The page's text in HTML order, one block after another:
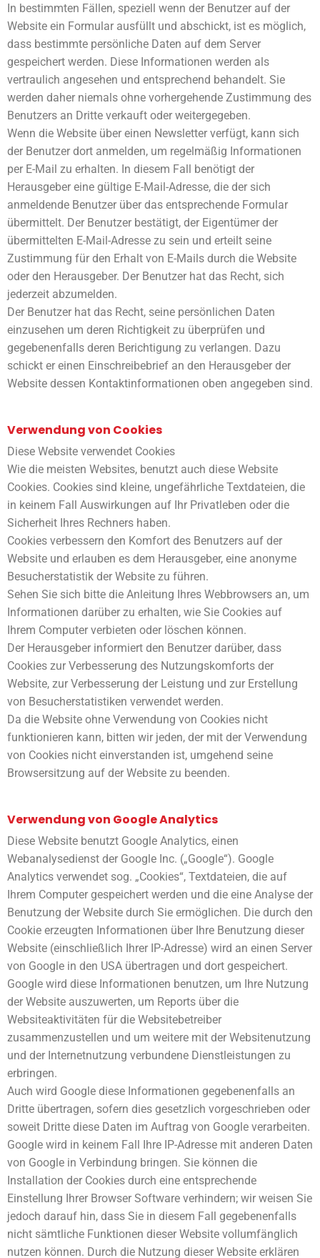
In bestimmten Fällen, speziell wenn der Benutzer auf der
Website ein Formular ausfüllt und abschickt, ist es möglich,
dass bestimmte persönliche Daten auf dem Server
gespeichert werden. Diese Informationen werden als
vertraulich angesehen und entsprechend behandelt. Sie
werden daher niemals ohne vorhergehende Zustimmung des
Benutzers an Dritte verkauft oder weitergegeben.
Wenn die Website über einen Newsletter verfügt, kann sich
der Benutzer dort anmelden, um regelmäßig Informationen
per E-Mail zu erhalten. In diesem Fall benötigt der
Herausgeber eine gültige E-Mail-Adresse, die der sich
anmeldende Benutzer über das entsprechende Formular
übermittelt. Der Benutzer bestätigt, der Eigentümer der
übermittelten E-Mail-Adresse zu sein und erteilt seine
Zustimmung für den Erhalt von E-Mails durch die Website
oder den Herausgeber. Der Benutzer hat das Recht, sich
jederzeit abzumelden.
Der Benutzer hat das Recht, seine persönlichen Daten
einzusehen um deren Richtigkeit zu überprüfen und
gegebenenfalls deren Berichtigung zu verlangen. Dazu
schickt er einen Einschreibebrief an den Herausgeber der
Website dessen Kontaktinformationen oben angegeben sind.
Verwendung von Cookies
Diese Website verwendet Cookies
Wie die meisten Websites, benutzt auch diese Website
Cookies. Cookies sind kleine, ungefährliche Textdateien, die
in keinem Fall Auswirkungen auf Ihr Privatleben oder die
Sicherheit Ihres Rechners haben.
Cookies verbessern den Komfort des Benutzers auf der
Website und erlauben es dem Herausgeber, eine anonyme
Besucherstatistik der Website zu führen.
Sehen Sie sich bitte die Anleitung Ihres Webbrowsers an, um
Informationen darüber zu erhalten, wie Sie Cookies auf
Ihrem Computer verbieten oder löschen können.
Der Herausgeber informiert den Benutzer darüber, dass
Cookies zur Verbesserung des Nutzungskomforts der
Website, zur Verbesserung der Leistung und zur Erstellung
von Besucherstatistiken verwendet werden.
Da die Website ohne Verwendung von Cookies nicht
funktionieren kann, bitten wir jeden, der mit der Verwendung
von Cookies nicht einverstanden ist, umgehend seine
Browsersitzung auf der Website zu beenden.
Verwendung von Google Analytics
Diese Website benutzt Google Analytics, einen
Webanalysedienst der Google Inc. („Google“). Google
Analytics verwendet sog. „Cookies“, Textdateien, die auf
Ihrem Computer gespeichert werden und die eine Analyse der
Benutzung der Website durch Sie ermöglichen. Die durch den
Cookie erzeugten Informationen über Ihre Benutzung dieser
Website (einschließlich Ihrer IP-Adresse) wird an einen Server
von Google in den USA übertragen und dort gespeichert.
Google wird diese Informationen benutzen, um Ihre Nutzung
der Website auszuwerten, um Reports über die
Websiteaktivitäten für die Websitebetreiber
zusammenzustellen und um weitere mit der Websitenutzung
und der Internetnutzung verbundene Dienstleistungen zu
erbringen.
Auch wird Google diese Informationen gegebenenfalls an
Dritte übertragen, sofern dies gesetzlich vorgeschrieben oder
soweit Dritte diese Daten im Auftrag von Google verarbeiten.
Google wird in keinem Fall Ihre IP-Adresse mit anderen Daten
von Google in Verbindung bringen. Sie können die
Installation der Cookies durch eine entsprechende
Einstellung Ihrer Browser Software verhindern; wir weisen Sie
jedoch darauf hin, dass Sie in diesem Fall gegebenenfalls
nicht sämtliche Funktionen dieser Website vollumfänglich
nutzen können. Durch die Nutzung dieser Website erklären